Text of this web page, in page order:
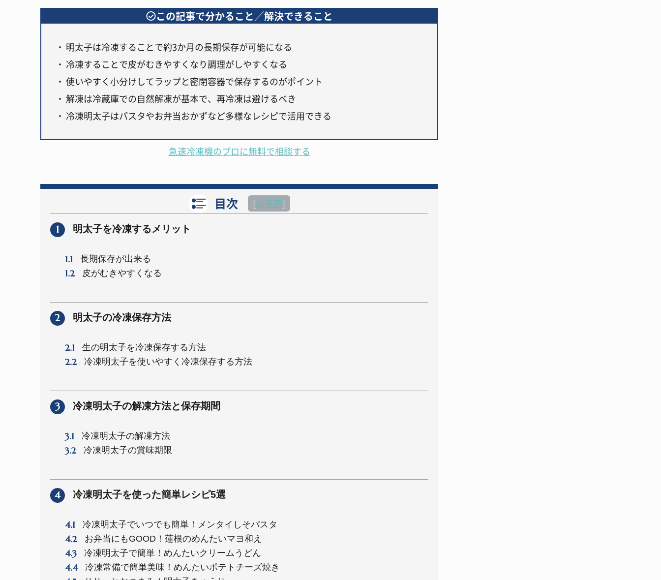
この記事で分かること／解決できること
明太子は冷凍することで約3か月の長期保存が可能になる
冷凍することで皮がむきやすくなり調理がしやすくなる
使いやすく小分けしてラップと密閉容器で保存するのがポイント
解凍は冷蔵庫での自然解凍が基本で、再冷凍は避けるべき
冷凍明太子はパスタやお弁当おかずなど多様なレシピで活用できる
急速冷凍機のプロに無料で相談する
目次 [非表示]
1 明太子を冷凍するメリット
1.1 長期保存が出来る
1.2 皮がむきやすくなる
2 明太子の冷凍保存方法
2.1 生の明太子を冷凍保存する方法
2.2 冷凍明太子を使いやすく冷凍保存する方法
3 冷凍明太子の解凍方法と保存期間
3.1 冷凍明太子の解凍方法
3.2 冷凍明太子の賞味期限
4 冷凍明太子を使った簡単レシピ5選
4.1 冷凍明太子でいつでも簡単！メンタイしそパスタ
4.2 お弁当にもGOOD！蓮根のめんたいマヨ和え
4.3 冷凍明太子で簡単！めんたいクリームうどん
4.4 冷凍常備で簡単美味！めんたいポテトチーズ焼き